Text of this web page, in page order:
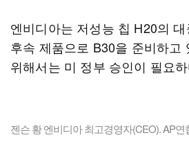
엔비디아는 저성능 칩 H20의
후속 제품으로 B30을 준비하고
위해서는 미 정부 승인이 필요
젠슨 황 엔비디아 최고경영자(CEO). AP연